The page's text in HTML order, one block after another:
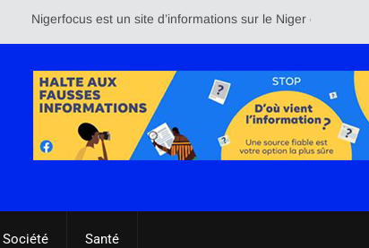
Nigerfocus est un site d’informations sur le Niger et le
Société Santé